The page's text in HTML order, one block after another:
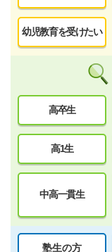
幼児教育を受けたい
高卒生
高1生
中高一貫生
塾生の方